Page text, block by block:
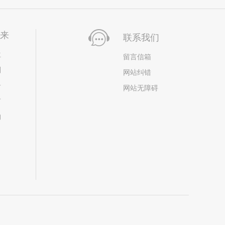
联系我们
留言信箱
网站纠错
网站无障碍